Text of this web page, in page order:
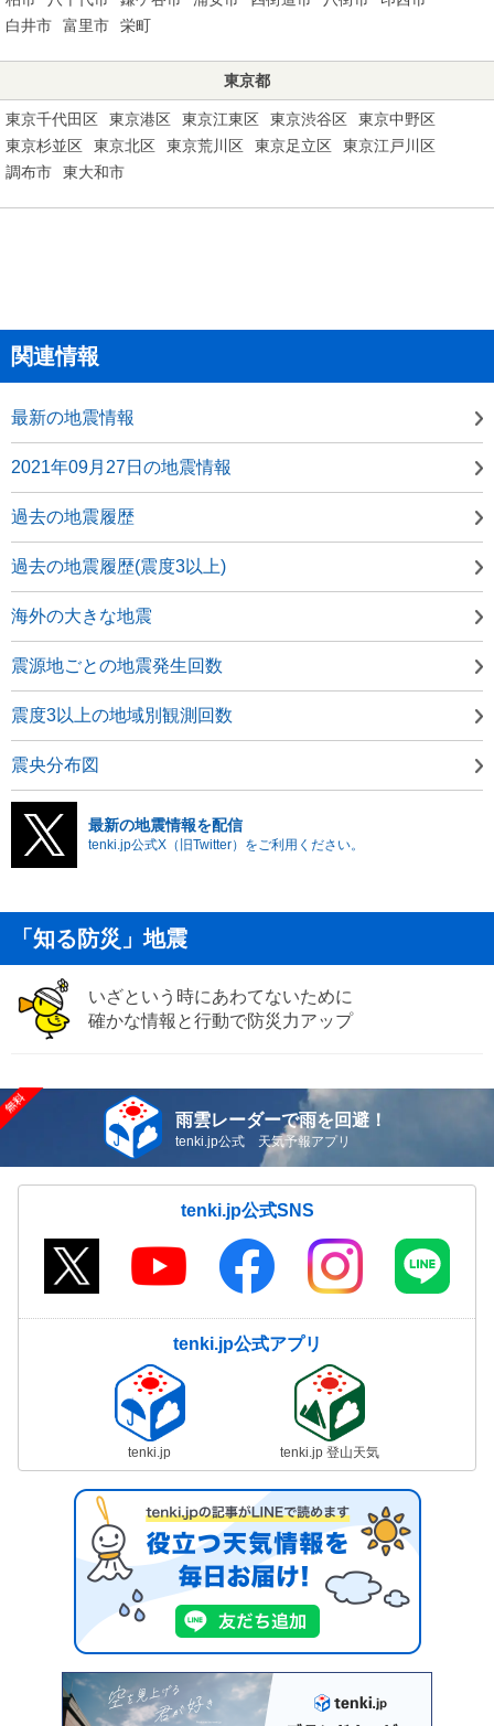
白井市
富里市 栄町
東京都
東京千代田区 東京港区 東京江東区 東京渋谷区
東京中野区
東京杉並区
東京北区 東京荒川区 東京足立区
東京江戸川区
調布市
東大和市
関連情報
最新の地震情報
2021年09月27日の地震情報
過去の地震履歴
過去の地震履歴(震度3以上)
海外の大きな地震
震源地ごとの地震発生回数
震度3以上の地域別観測回数
震央分布図
最新の地震情報を配信
tenki.jp公式X（旧Twitter）をご利用ください。
「知る防災」地震
いざという時にあわてないために
確かな情報と行動で防災力アップ
雨雲レーダーで雨を回避！
tenki.jp公式 天気予報アプリ
tenki.jp公式SNS
tenki.jp公式アプリ
tenki.jp tenki.jp 登山天気